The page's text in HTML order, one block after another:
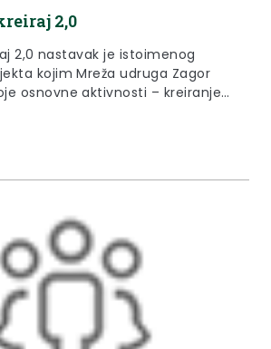
2,0
2,0 nastavak je istoimenog
kojim Mreža udruga Zagor
osnovne aktivnosti – kreiranje
i regionalnoj zajednici te pružanje